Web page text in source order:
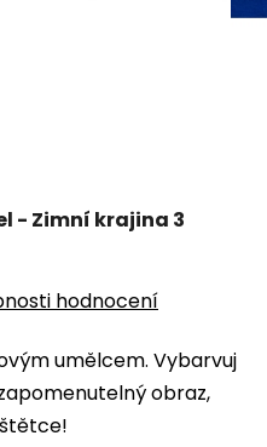
umělcem. Vybarvuj
obraz,
- Zimní krajina 3
hodnocení